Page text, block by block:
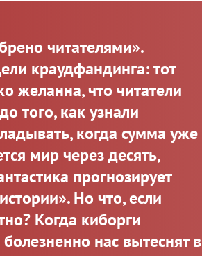
читателями».
краудфандинга: тот
желанна, что читатели
того, как узнали
когда сумма уже
мир через десять,
прогнозирует
Но что, если
Когда киборги
нас вытеснят в